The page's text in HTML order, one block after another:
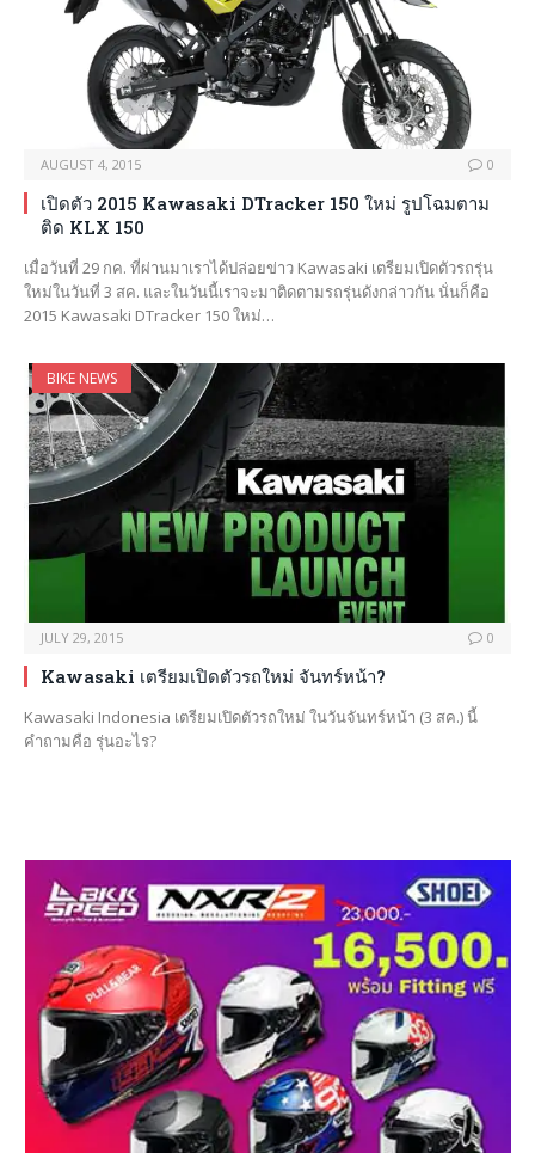
AUGUST 4, 2015 0
เปิดตัว 2015 Kawasaki DTracker 150 ใหม่ รูปโฉมตาม
ติด KLX 150
เมื่อวันที่ 29 กค. ที่ผ่านมาเราได้ปล่อยข่าว Kawasaki เตรียมเปิดตัวรถรุ่น
ใหม่ในวันที่ 3 สค. และในวันนี้เราจะมาติดตามรถรุ่นดังกล่าวกัน นั่นก็คือ
2015 Kawasaki DTracker 150 ใหม่…
BIKE NEWS
JULY 29, 2015 0
Kawasaki เตรียมเปิดตัวรถใหม่ จันทร์หน้า?
Kawasaki Indonesia เตรียมเปิดตัวรถใหม่ ในวันจันทร์หน้า (3 สค.) นี้
คำถามคือ รุ่นอะไร?